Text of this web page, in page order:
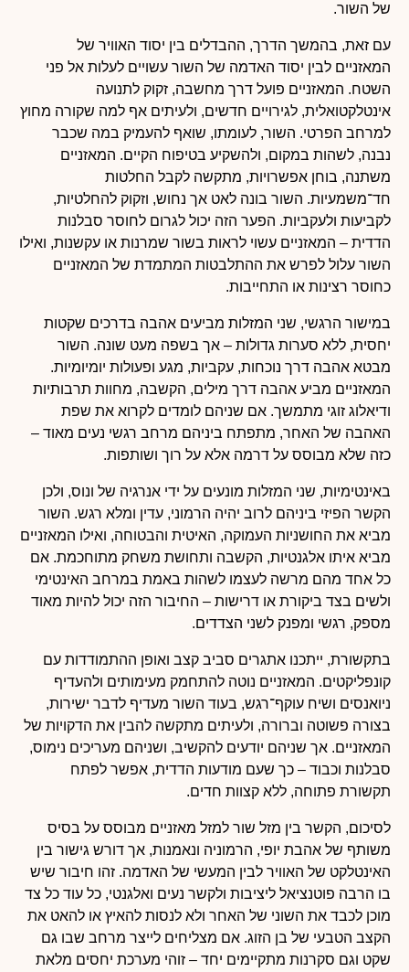
של השור.
עם זאת, בהמשך הדרך, ההבדלים בין יסוד האוויר של
המאזניים לבין יסוד האדמה של השור עשויים לעלות אל פני
השטח. המאזניים פועל דרך מחשבה, זקוק לתנועה
אינטלקטואלית, לגירויים חדשים, ולעיתים אף למה שקורה מחוץ
למרחב הפרטי. השור, לעומתו, שואף להעמיק במה שכבר
נבנה, לשהות במקום, ולהשקיע בטיפוח הקיים. המאזניים
משתנה, בוחן אפשרויות, מתקשה לקבל החלטות
חד־משמעיות. השור בונה לאט אך נחוש, וזקוק להחלטיות,
לקביעות ולעקביות. הפער הזה יכול לגרום לחוסר סבלנות
הדדית – המאזניים עשוי לראות בשור שמרנות או עקשנות, ואילו
השור עלול לפרש את ההתלבטות המתמדת של המאזניים
כחוסר רצינות או התחייבות.
במישור הרגשי, שני המזלות מביעים אהבה בדרכים שקטות
יחסית, ללא סערות גדולות – אך בשפה מעט שונה. השור
מבטא אהבה דרך נוכחות, עקביות, מגע ופעולות יומיומיות.
המאזניים מביע אהבה דרך מילים, הקשבה, מחוות תרבותיות
ודיאלוג זוגי מתמשך. אם שניהם לומדים לקרוא את שפת
האהבה של האחר, מתפתח ביניהם מרחב רגשי נעים מאוד –
כזה שלא מבוסס על דרמה אלא על רוך ושותפות.
באינטימיות, שני המזלות מונעים על ידי אנרגיה של ונוס, ולכן
הקשר הפיזי ביניהם לרוב יהיה הרמוני, עדין ומלא רגש. השור
מביא את החושניות העמוקה, האיטית והבטוחה, ואילו המאזניים
מביא איתו אלגנטיות, הקשבה ותחושת משחק מתוחכמת. אם
כל אחד מהם מרשה לעצמו לשהות באמת במרחב האינטימי
ולשים בצד ביקורת או דרישות – החיבור הזה יכול להיות מאוד
מספק, רגשי ומפנק לשני הצדדים.
בתקשורת, ייתכנו אתגרים סביב קצב ואופן ההתמודדות עם
קונפליקטים. המאזניים נוטה להתחמק מעימותים ולהעדיף
ניואנסים ושיח עוקף־רגש, בעוד השור מעדיף לדבר ישירות,
בצורה פשוטה וברורה, ולעיתים מתקשה להבין את הדקויות של
המאזניים. אך שניהם יודעים להקשיב, ושניהם מעריכים נימוס,
סבלנות וכבוד – כך שעם מודעות הדדית, אפשר לפתח
תקשורת פתוחה, ללא קצוות חדים.
לסיכום, הקשר בין מזל שור למזל מאזניים מבוסס על בסיס
משותף של אהבת יופי, הרמוניה ונאמנות, אך דורש גישור בין
האינטלקט של האוויר לבין המעשי של האדמה. זהו חיבור שיש
בו הרבה פוטנציאל ליציבות ולקשר נעים ואלגנטי, כל עוד כל צד
מוכן לכבד את השוני של האחר ולא לנסות להאיץ או להאט את
הקצב הטבעי של בן הזוג. אם מצליחים לייצר מרחב שבו גם
שקט וגם סקרנות מתקיימים יחד – זוהי מערכת יחסים מלאת